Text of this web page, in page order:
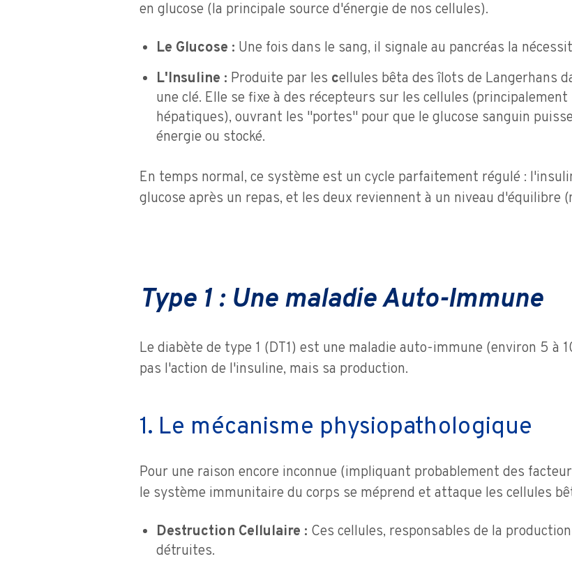
en glucose (la principale source d'énergie de nos cellules).
Le Glucose : Une fois dans le sang, il signale au pancréas la
L'Insuline : Produite par les cellules bêta des îlots de Langerhans
une clé. Elle se fixe à des récepteurs sur les cellules
hépatiques), ouvrant les "portes" pour que le glucose sanguin
énergie ou stocké.
En temps normal, ce système est un cycle parfaitement régulé :
glucose après un repas, et les deux reviennent à un niveau d'équilibre
Type 1 : Une maladie Auto-Immune
Le diabète de type 1 (DT1) est une maladie auto-immune (environ 5 à
pas l'action de l'insuline, mais sa production.
1. Le mécanisme physiopathologique
Pour une raison encore inconnue (impliquant probablement des
le système immunitaire du corps se méprend et attaque les cellules
Destruction Cellulaire : Ces cellules, responsables de la
détruites.